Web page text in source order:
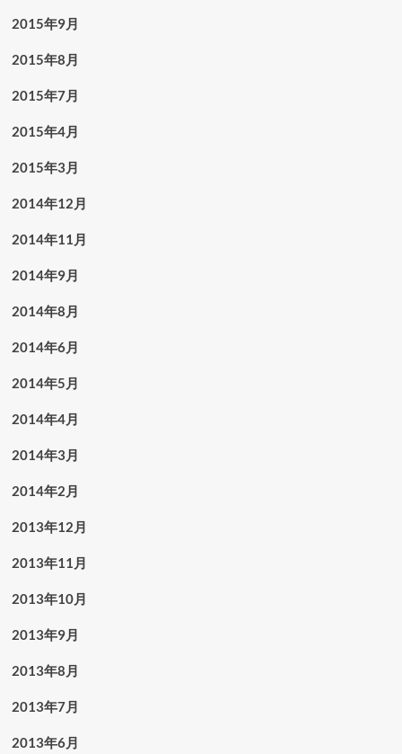
2015年9月
2015年8月
2015年7月
2015年4月
2015年3月
2014年12月
2014年11月
2014年9月
2014年8月
2014年6月
2014年5月
2014年4月
2014年3月
2014年2月
2013年12月
2013年11月
2013年10月
2013年9月
2013年8月
2013年7月
2013年6月